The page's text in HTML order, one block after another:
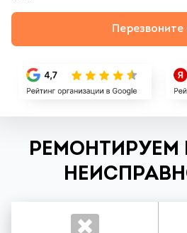
Перезвоните
РЕМОНТИРУЕМ